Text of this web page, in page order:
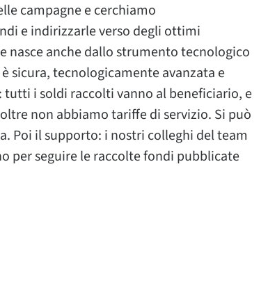
campagne e cerchiamo
e indirizzarle verso degli ottimi
nasce anche dallo strumento tecnologico
sicura, tecnologicamente avanzata e
i soldi raccolti vanno al beneficiario, e
non abbiamo tariffe di servizio. Si può
Poi il supporto: i nostri colleghi del team
per seguire le raccolte fondi pubblicate